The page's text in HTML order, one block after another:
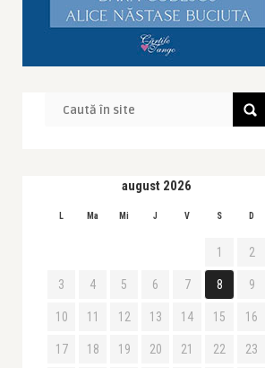
august 2026
L Ma Mi J V S D
1 2
3 4 5 6 7 8 9
10 11 12 13 14 15 16
17 18 19 20 21 22 23